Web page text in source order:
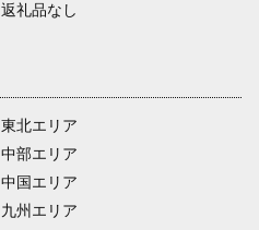
返礼品なし
東北エリア
中部エリア
中国エリア
九州エリア